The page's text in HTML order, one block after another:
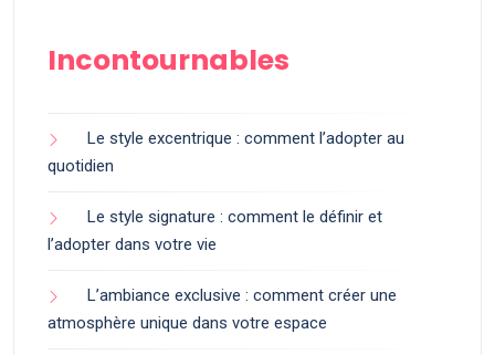
Incontournables
Le style excentrique : comment l’adopter au
quotidien
Le style signature : comment le définir et
l’adopter dans votre vie
L’ambiance exclusive : comment créer une
atmosphère unique dans votre espace